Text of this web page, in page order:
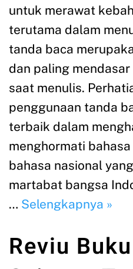
untuk merawat
terutama dalam
tanda baca
dan paling
saat menulis.
penggunaan tanda
terbaik dalam
menghormati
bahasa nasional
martabat bangsa
… Selengkapnya »
Reviu